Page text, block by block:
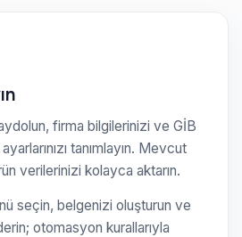
firma bilgilerinizi ve GİB
tanımlayın. Mevcut
verilerinizi kolayca aktarın.
seçin, belgenizi oluşturun ve
otomasyon kurallarıyla